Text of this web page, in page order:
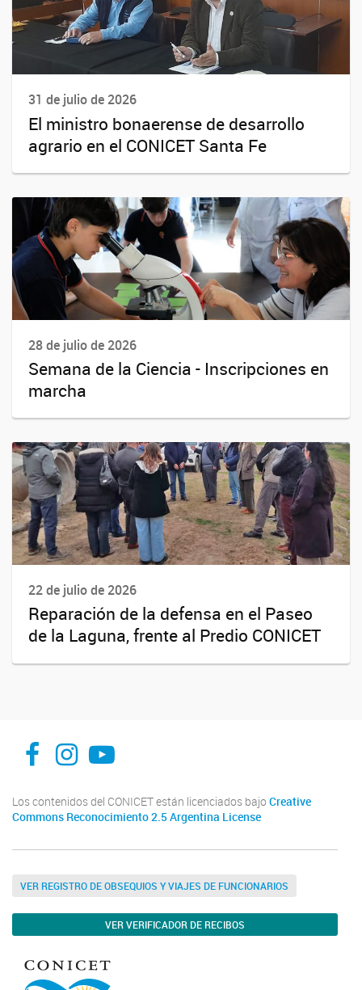
31 de julio de 2026
El ministro bonaerense de desarrollo
agrario en el CONICET Santa Fe
28 de julio de 2026
Semana de la Ciencia - Inscripciones en
marcha
22 de julio de 2026
Reparación de la defensa en el Paseo
de la Laguna, frente al Predio CONICET
facebook
instagram
Youtube
Los contenidos del CONICET están licenciados bajo Creative
Commons Reconocimiento 2.5 Argentina License
VER REGISTRO DE OBSEQUIOS Y VIAJES DE FUNCIONARIOS
VER VERIFICADOR DE RECIBOS